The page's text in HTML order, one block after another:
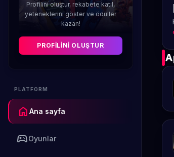
Profilini oluştur, rekabete katıl,
yeteneklerini göster ve ödüller
kazan!
PROFILINI OLUŞTUR
PLATFORM
home Ana sayfa
sports_esportsOyunlar